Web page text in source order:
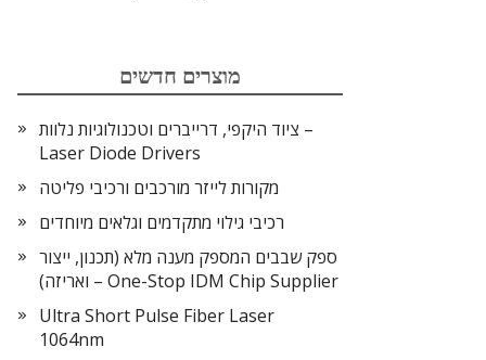
מוצרים חדשים
ציוד היקפי, דרייברים וטכנולוגיות נלוות –
Laser Diode Drivers
מקורות לייזר מורכבים ורכיבי פליטה
רכיבי גילוי מתקדמים וגלאים מיוחדים
ספק שבבים המספק מענה מלא (תכנון, ייצור
ואריזה) – One-Stop IDM Chip Supplier
Ultra Short Pulse Fiber Laser
1064nm